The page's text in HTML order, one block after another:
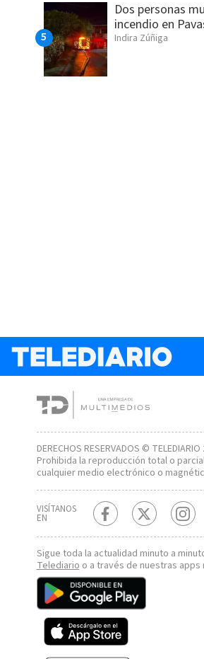
Dos personas
incendio en
Indira Zúñiga
DERECHOS RESERVADOS ©
Prohibida la reproducción total o
cualquier medio electrónico o
VISÍTANOS
EN
Sigue toda la actualidad minuto a
Telediarioo a través de nuestras apps